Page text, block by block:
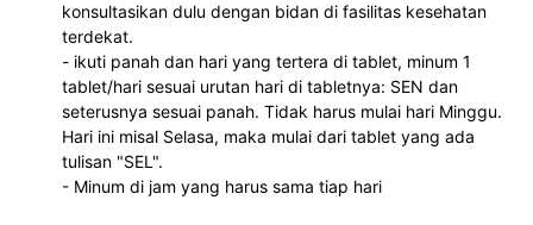
konsultasikan dulu dengan bidan di fasilitas kesehatan
terdekat.
- ikuti panah dan hari yang tertera di tablet, minum 1
tablet/hari sesuai urutan hari di tabletnya: SEN dan
seterusnya sesuai panah. Tidak harus mulai hari Minggu.
Hari ini misal Selasa, maka mulai dari tablet yang ada
tulisan "SEL".
- Minum di jam yang harus sama tiap hari